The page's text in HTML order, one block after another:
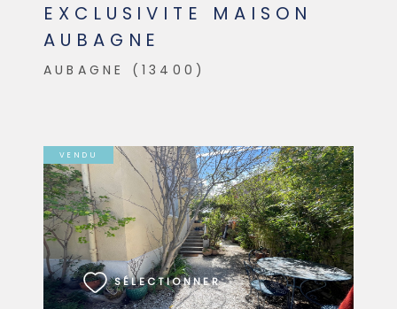
EXCLUSIVITE MAISON
AUBAGNE
AUBAGNE (13400)
VENDU
SÉLECTIONNER
VOIR LE BIEN